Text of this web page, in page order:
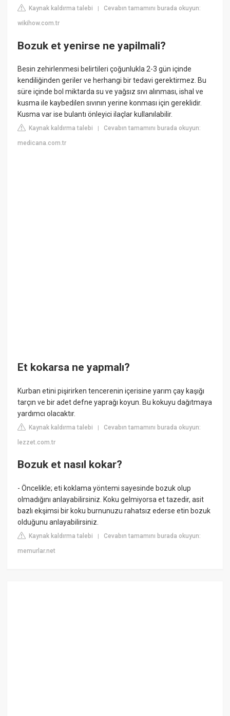
Kaynak kaldırma talebi |Cevabın tamamını burada okuyun:
wikihow.com.tr
Bozuk et yenirse ne yapilmali?
Besin zehirlenmesi belirtileri çoğunlukla 2-3 gün içinde
kendiliğinden geriler ve herhangi bir tedavi gerektirmez. Bu
süre içinde bol miktarda su ve yağsız sıvı alınması, ishal ve
kusma ile kaybedilen sıvının yerine konması için gereklidir.
Kusma var ise bulantı önleyici ilaçlar kullanılabilir.
Kaynak kaldırma talebi |Cevabın tamamını burada okuyun:
medicana.com.tr
Et kokarsa ne yapmalı?
Kurban etini pişirirken tencerenin içerisine yarım çay kaşığı
tarçın ve bir adet defne yaprağı koyun. Bu kokuyu dağıtmaya
yardımcı olacaktır.
Kaynak kaldırma talebi |Cevabın tamamını burada okuyun:
lezzet.com.tr
Bozuk et nasıl kokar?
- Öncelikle; eti koklama yöntemi sayesinde bozuk olup
olmadığını anlayabilirsiniz. Koku gelmiyorsa et tazedir, asit
bazlı ekşimsi bir koku burnunuzu rahatsız ederse etin bozuk
olduğunu anlayabilirsiniz.
Kaynak kaldırma talebi |Cevabın tamamını burada okuyun:
memurlar.net